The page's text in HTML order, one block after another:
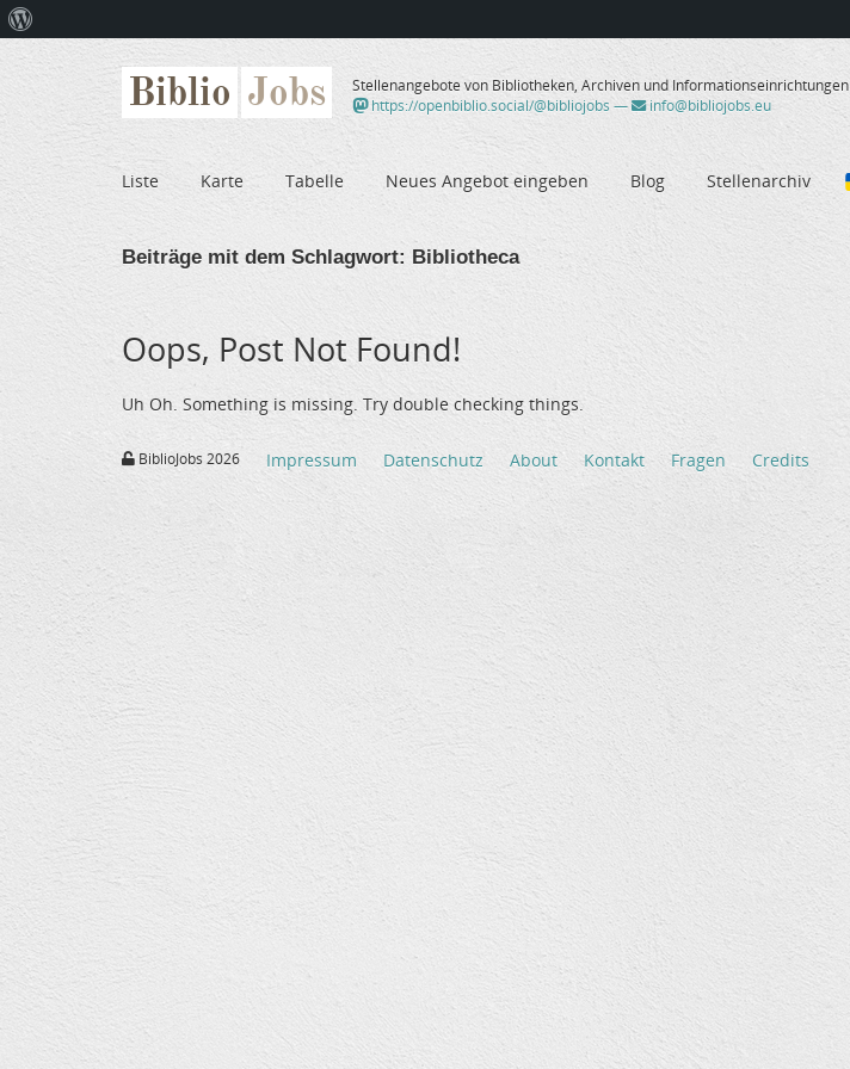
Biblio Jobs
Stellenangebote von Bibliotheken, Archiven und Informationseinrichtungen
https://openbiblio.social/@bibliojobs — info@bibliojobs.eu
Liste Karte Tabelle Neues Angebot eingeben Blog Stellenarchiv
Beiträge mit dem Schlagwort: Bibliotheca
Oops, Post Not Found!
Uh Oh. Something is missing. Try double checking things.
BiblioJobs 2026 Impressum Datenschutz About Kontakt Fragen Credits
WordPress